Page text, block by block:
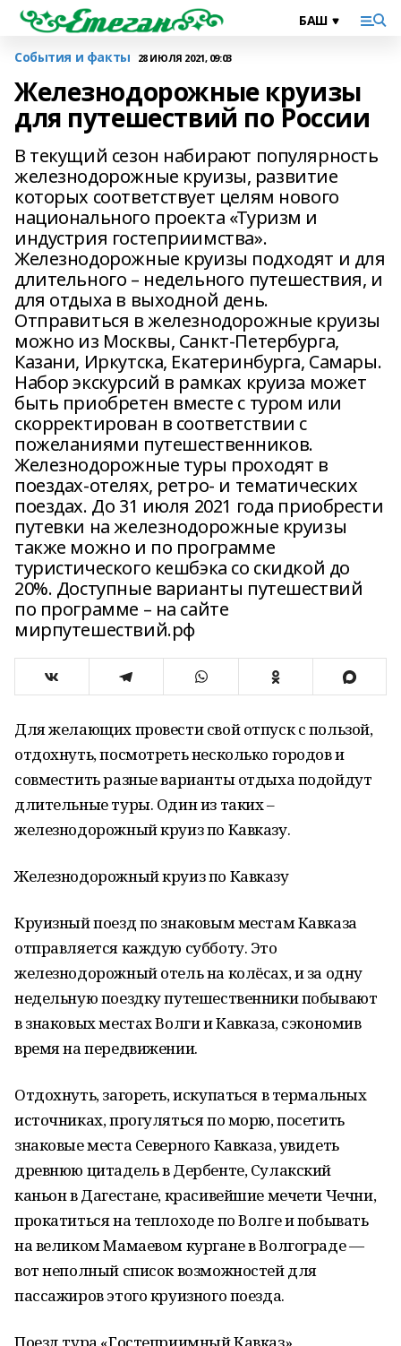
События и факты 28 ИЮЛЯ 2021, 09:03
Железнодорожные круизы
для путешествий по России
В текущий сезон набирают популярность
железнодорожные круизы, развитие
которых соответствует целям нового
национального проекта «Туризм и
индустрия гостеприимства».
Железнодорожные круизы подходят и для
длительного – недельного путешествия, и
для отдыха в выходной день.
Отправиться в железнодорожные круизы
можно из Москвы, Санкт-Петербурга,
Казани, Иркутска, Екатеринбурга, Самары.
Набор экскурсий в рамках круиза может
быть приобретен вместе с туром или
скорректирован в соответствии с
пожеланиями путешественников.
Железнодорожные туры проходят в
поездах-отелях, ретро- и тематических
поездах. До 31 июля 2021 года приобрести
путевки на железнодорожные круизы
также можно и по программе
туристического кешбэка со скидкой до
20%. Доступные варианты путешествий
по программе – на сайте
мирпутешествий.рф
Для желающих провести свой отпуск с пользой,
отдохнуть, посмотреть несколько городов и
совместить разные варианты отдыха подойдут
длительные туры. Один из таких –
железнодорожный круиз по Кавказу.
Железнодорожный круиз по Кавказу
Круизный поезд по знаковым местам Кавказа
отправляется каждую субботу. Это
железнодорожный отель на колёсах, и за одну
недельную поездку путешественники побывают
в знаковых местах Волги и Кавказа, сэкономив
время на передвижении.
Отдохнуть, загореть, искупаться в термальных
источниках, прогуляться по морю, посетить
знаковые места Северного Кавказа, увидеть
древнюю цитадель в Дербенте, Сулакский
каньон в Дагестане, красивейшие мечети Чечни,
прокатиться на теплоходе по Волге и побывать
на великом Мамаевом кургане в Волгограде —
вот неполный список возможностей для
пассажиров этого круизного поезда.